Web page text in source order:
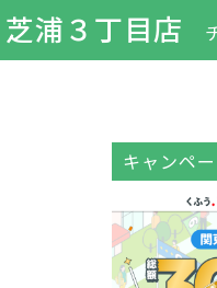
浦３丁目店
キャンペ